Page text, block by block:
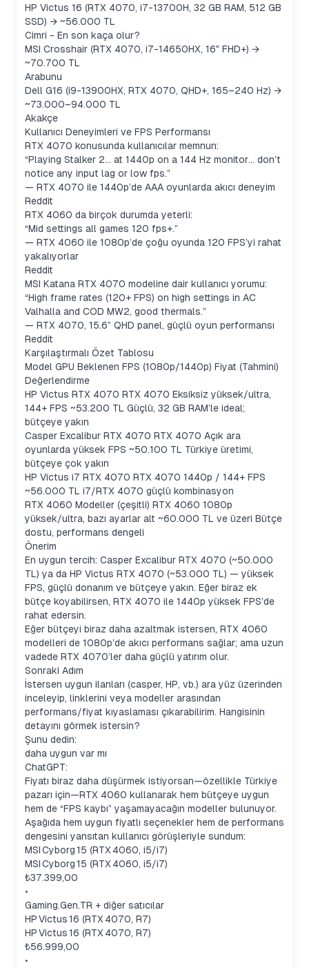
HP Victus 16 (RTX 4070, i7-13700H, 32 GB RAM, 512 GB
SSD) → ~56.000 TL
Cimri - En son kaça olur?
MSI Crosshair (RTX 4070, i7-14650HX, 16" FHD+) →
~70.700 TL
Arabunu
Dell G16 (i9-13900HX, RTX 4070, QHD+, 165–240 Hz) →
~73.000–94.000 TL
Akakçe
Kullanıcı Deneyimleri ve FPS Performansı
RTX 4070 konusunda kullanıcılar memnun:
“Playing Stalker 2… at 1440p on a 144 Hz monitor… don’t
notice any input lag or low fps.”
— RTX 4070 ile 1440p’de AAA oyunlarda akıcı deneyim
Reddit
RTX 4060 da birçok durumda yeterli:
“Mid settings all games 120 fps+.”
— RTX 4060 ile 1080p’de çoğu oyunda 120 FPS’yi rahat
yakalıyorlar
Reddit
MSI Katana RTX 4070 modeline dair kullanıcı yorumu:
“High frame rates (120+ FPS) on high settings in AC
Valhalla and COD MW2, good thermals.”
— RTX 4070, 15.6” QHD panel, güçlü oyun performansı
Reddit
Karşılaştırmalı Özet Tablosu
Model GPU Beklenen FPS (1080p/1440p) Fiyat (Tahmini)
Değerlendirme
HP Victus RTX 4070 RTX 4070 Eksiksiz yüksek/ultra,
144+ FPS ~53.200 TL Güçlü, 32 GB RAM’le ideal;
bütçeye yakın
Casper Excalibur RTX 4070 RTX 4070 Açık ara
oyunlarda yüksek FPS ~50.100 TL Türkiye üretimi,
bütçeye çok yakın
HP Victus i7 RTX 4070 RTX 4070 1440p / 144+ FPS
~56.000 TL i7/RTX 4070 güçlü kombinasyon
RTX 4060 Modeller (çeşitli) RTX 4060 1080p
yüksek/ultra, bazı ayarlar alt ~60.000 TL ve üzeri Bütçe
dostu, performans dengeli
Önerim
En uygun tercih: Casper Excalibur RTX 4070 (~50.000
TL) ya da HP Victus RTX 4070 (~53.000 TL) — yüksek
FPS, güçlü donanım ve bütçeye yakın. Eğer biraz ek
bütçe koyabilirsen, RTX 4070 ile 1440p yüksek FPS’de
rahat edersin.
Eğer bütçeyi biraz daha azaltmak istersen, RTX 4060
modelleri de 1080p’de akıcı performans sağlar; ama uzun
vadede RTX 4070’ler daha güçlü yatırım olur.
Sonraki Adım
İstersen uygun ilanları (casper, HP, vb.) ara yüz üzerinden
inceleyip, linklerini veya modeller arasından
performans/fiyat kıyaslaması çıkarabilirim. Hangisinin
detayını görmek istersin?
Şunu dedin:
daha uygun var mı
ChatGPT:
Fiyatı biraz daha düşürmek istiyorsan—özellikle Türkiye
pazarı için—RTX 4060 kullanarak hem bütçeye uygun
hem de “FPS kaybı” yaşamayacağın modeller bulunuyor.
Aşağıda hem uygun fiyatlı seçenekler hem de performans
dengesini yansıtan kullanıcı görüşleriyle sundum:
MSI Cyborg 15 (RTX 4060, i5/i7)
MSI Cyborg 15 (RTX 4060, i5/i7)
₺37.399,00
•
Gaming.Gen.TR + diğer satıcılar
HP Victus 16 (RTX 4070, R7)
HP Victus 16 (RTX 4070, R7)
₺56.999,00
•